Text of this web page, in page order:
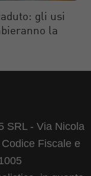
gli usi
la
SRL - Via Nicola
Fiscale e